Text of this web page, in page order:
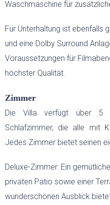
Waschmaschine für
Für Unterhaltung ist ebenfalls
und eine Dolby Surround
Voraussetzungen für
höchster Qualität.
Zimmer
Die Villa verfügt über 5
Schlafzimmer, die alle mit
Jedes Zimmer bietet seinen
Deluxe-Zimmer: Ein
privaten Patio sowie einer
wunderschönen Ausblick